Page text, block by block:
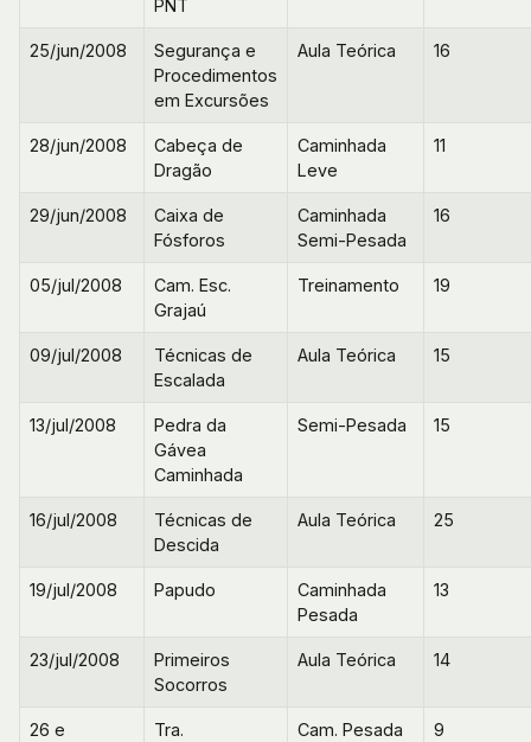
PNT
25/jun/2008
Segurança e
Procedimentos
em Excursões
Aula Teórica 16
28/jun/2008
Cabeça de
Dragão
Caminhada
Leve
11
29/jun/2008
Caixa de
Fósforos
Caminhada
Semi-Pesada
16
05/jul/2008
Cam. Esc.
Grajaú
Treinamento 19
09/jul/2008
Técnicas de
Escalada
Aula Teórica 15
13/jul/2008
Pedra da
Gávea
Caminhada
Semi-Pesada 15
16/jul/2008
Técnicas de
Descida
Aula Teórica 25
19/jul/2008 Papudo
Caminhada
Pesada
13
23/jul/2008
Primeiros
Socorros
Aula Teórica 14
26 e
Tra.
Cam. Pesada
9